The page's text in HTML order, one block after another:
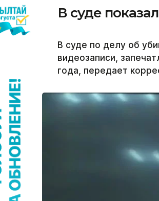
В суде
В суде по делу об
видеозаписи,
года, передает